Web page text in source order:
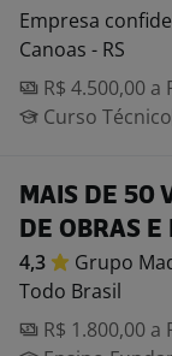
Empresa
Canoas - RS
R$ 4.500,00 a
Curso Técnico
MAIS DE 50
DE OBRAS
4,3 Grupo
Todo Brasil
R$ 1.800,00 a